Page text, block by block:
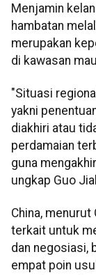
Menjamin
hambatan
merupakan
di kawasan
"Situasi
yakni
diakhiri atau
perdamaian
guna
ungkap Guo
China,
terkait untuk
dan negosiasi,
empat poin